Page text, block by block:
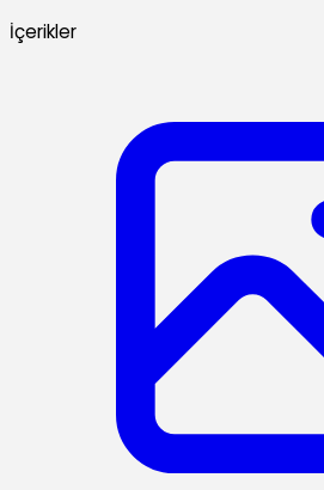
İçerikler